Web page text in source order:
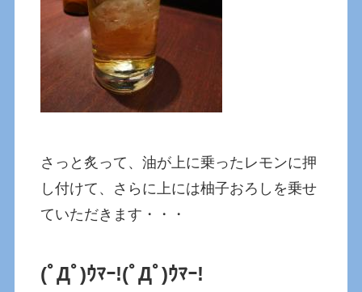
さっと炙って、油が上に乗ったレモンに押
し付けて、さらに上には柚子おろしを乗せ
ていただきます・・・
(ﾟДﾟ)ｳﾏｰ!(ﾟДﾟ)ｳﾏｰ!